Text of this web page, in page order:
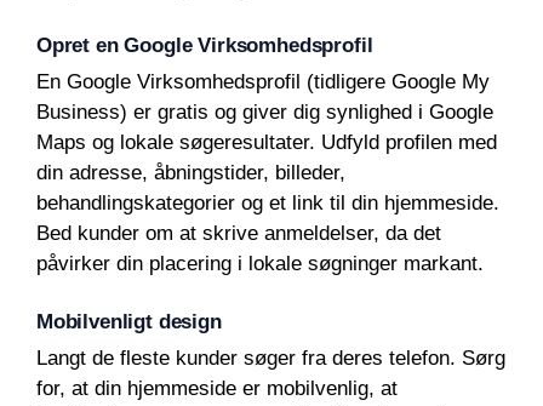
Opret en Google Virksomhedsprofil
En Google Virksomhedsprofil (tidligere Google My
Business) er gratis og giver dig synlighed i Google
Maps og lokale søgeresultater. Udfyld profilen med
din adresse, åbningstider, billeder,
behandlingskategorier og et link til din hjemmeside.
Bed kunder om at skrive anmeldelser, da det
påvirker din placering i lokale søgninger markant.
Mobilvenligt design
Langt de fleste kunder søger fra deres telefon. Sørg
for, at din hjemmeside er mobilvenlig, at